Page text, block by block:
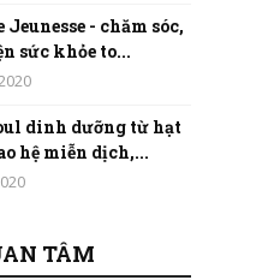
Jeunesse - chăm sóc,
sức khỏe to...
dinh dưỡng từ hạt
hệ miễn dịch,...
TÂM